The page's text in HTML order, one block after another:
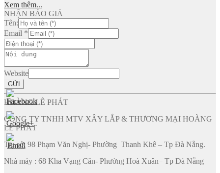
Xem thêm...
NHẬN BÁO GIÁ
Tên:
Email *
Website
GỬI
HOÀNG LÊ PHÁT
CÔNG TY TNHH MTV XÂY LẮP & THƯƠNG MẠI HOÀNG
LÊ PHÁT
Trụ sở: 98 Phạm Văn Nghị- Phường Thanh Khê – Tp Đà Nẵng.
Nhà máy : 68 Kha Vạng Cân- Phường Hoà Xuân– Tp Đà Nẵng